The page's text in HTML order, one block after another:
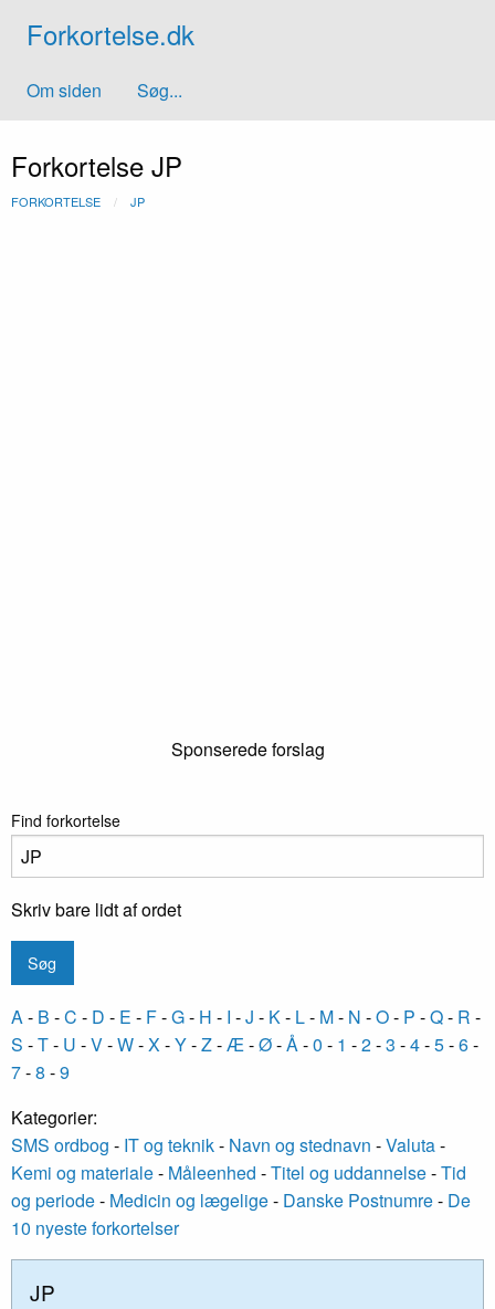
Forkortelse.dk
Om siden Søg...
Forkortelse JP
FORKORTELSE JP
Sponserede forslag
Find forkortelse
Skriv bare lidt af ordet
A- B -C - D - E - F-G- H - I -J - K- L- M- N -O- P -Q- R -
S -T- U -V-W-X-Y-Z-Æ-Ø-Å-0 - 1 -2-3 -4-5-6-
7-8 -9
Kategorier:
SMS ordbog - IT og teknik- Navn og stednavn -Valuta-
Kemi og materiale- Måleenhed -Titel og uddannelse-Tid
og periode- Medicin og lægelige- Danske Postnumre- De
10 nyeste forkortelser
JP